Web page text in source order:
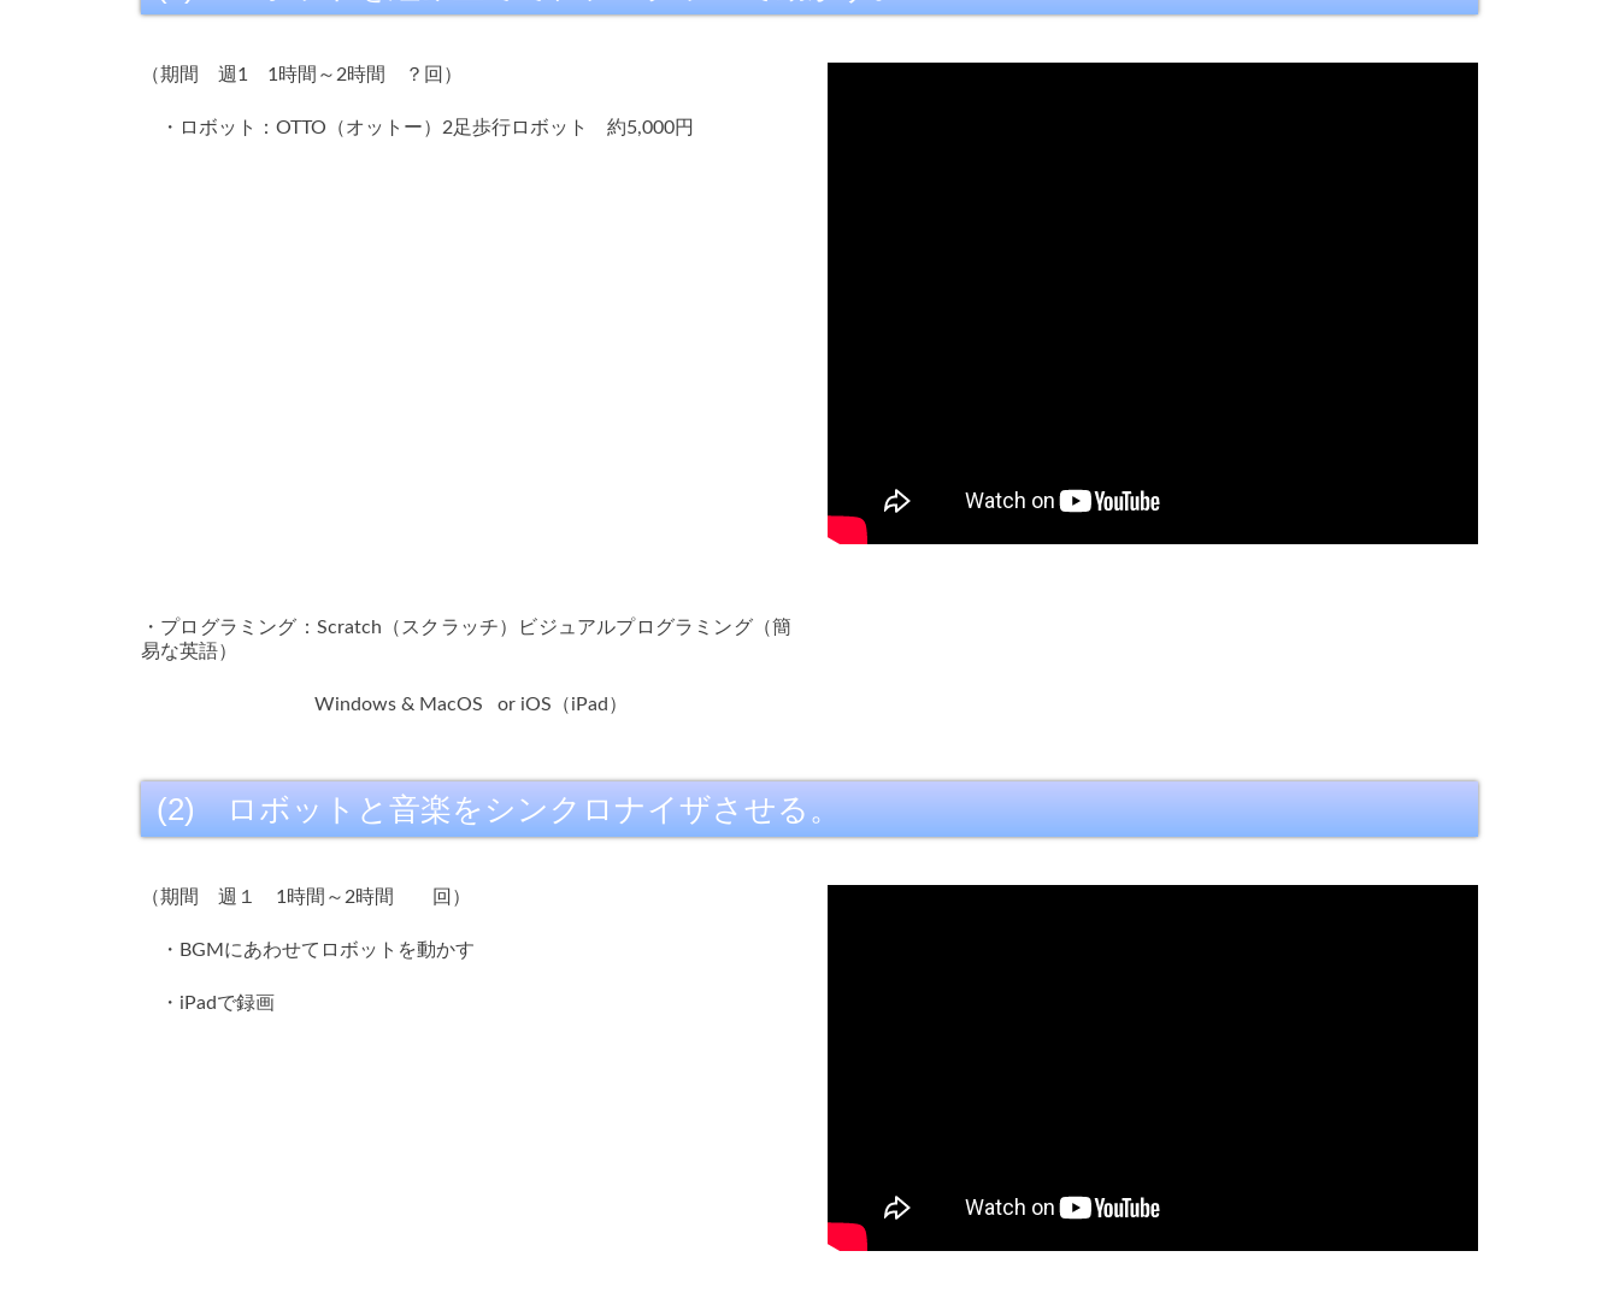
（期間 週1 1時間～2時間 ？回）
・ロボット：OTTO（オットー）2足歩行ロボット 約5,000円
・プログラミング：Scratch（スクラッチ）ビジュアルプログラミング（簡
易な英語）
Windows & MacOS or iOS（iPad）
(2) ロボットと音楽をシンクロナイザさせる。
（期間 週１ 1時間～2時間 回）
・BGMにあわせてロボットを動かす
・iPadで録画